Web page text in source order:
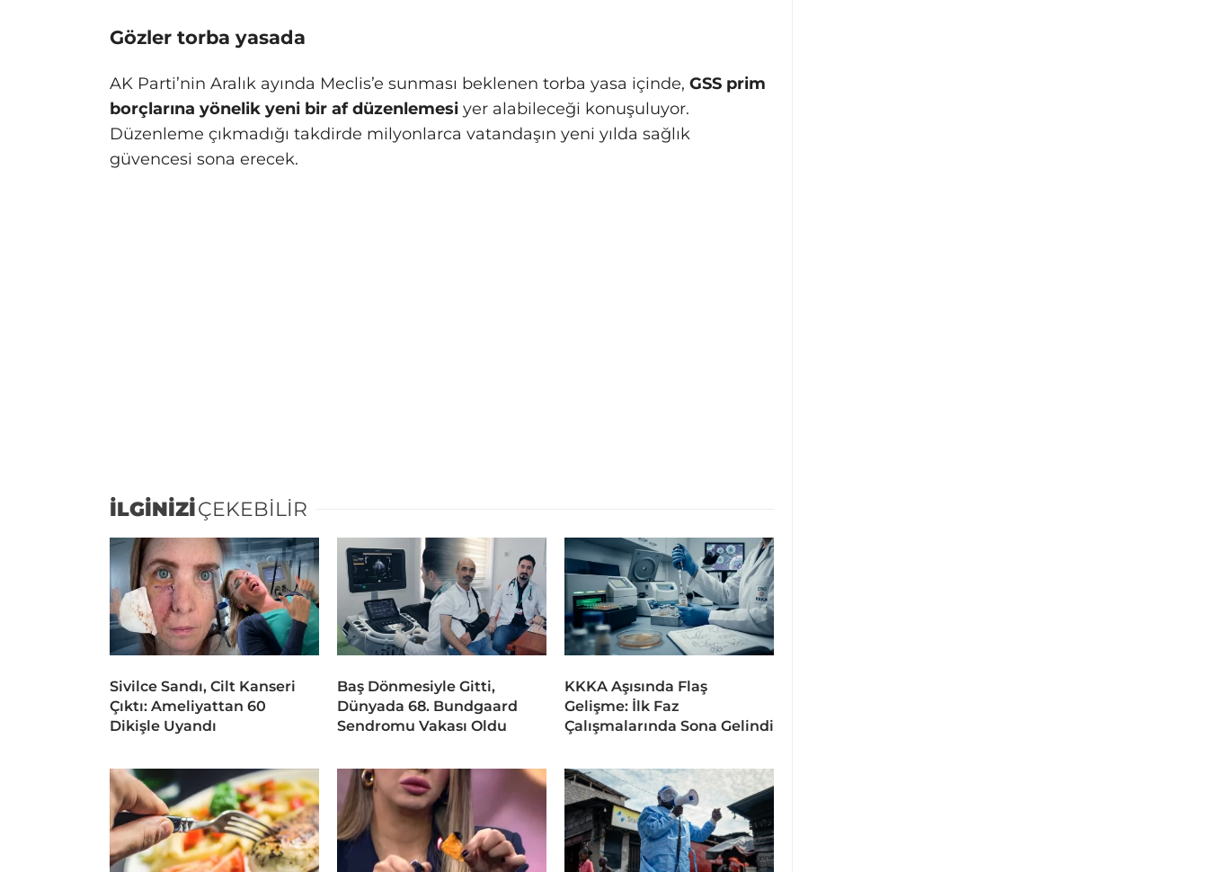
Gözler torba yasada
AK Parti’nin Aralık ayında Meclis’e sunması beklenen torba yasa içinde, GSS prim
borçlarına yönelik yeni bir af düzenlemesi yer alabileceği konuşuluyor.
Düzenleme çıkmadığı takdirde milyonlarca vatandaşın yeni yılda sağlık
güvencesi sona erecek.
İLGİNİZİÇEKEBİLİR
Sivilce Sandı, Cilt Kanseri
Çıktı: Ameliyattan 60
Dikişle Uyandı
Baş Dönmesiyle Gitti,
Dünyada 68. Bundgaard
Sendromu Vakası Oldu
KKKA Aşısında Flaş
Gelişme: İlk Faz
Çalışmalarında Sona Gelindi